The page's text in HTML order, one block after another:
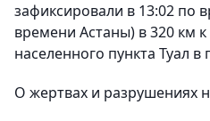
зафиксировали в 13:02 по
времени Астаны) в 320 км
населенного пункта Туал
О жертвах и разрушениях